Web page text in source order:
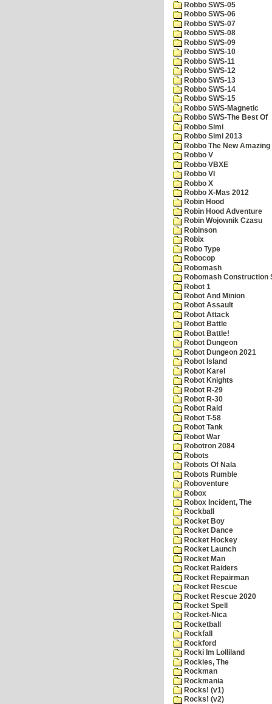
Robbo SWS-05
Robbo SWS-06
Robbo SWS-07
Robbo SWS-08
Robbo SWS-09
Robbo SWS-10
Robbo SWS-11
Robbo SWS-12
Robbo SWS-13
Robbo SWS-14
Robbo SWS-15
Robbo SWS-Magnetic
Robbo SWS-The Best Of
Robbo Simi
Robbo Simi 2013
Robbo The New
Robbo V
Robbo VBXE
Robbo VI
Robbo X
Robbo X-Mas 2012
Robin Hood
Robin Hood Adventure
Robin Wojownik Czasu
Robinson
Robix
Robo Type
Robocop
Robomash
Robomash Construction
Robot 1
Robot And Minion
Robot Assault
Robot Attack
Robot Battle
Robot Battle!
Robot Dungeon
Robot Dungeon 2021
Robot Island
Robot Karel
Robot Knights
Robot R-29
Robot R-30
Robot Raid
Robot T-58
Robot Tank
Robot War
Robotron 2084
Robots
Robots Of Nala
Robots Rumble
Roboventure
Robox
Robox Incident, The
Rockball
Rocket Boy
Rocket Dance
Rocket Hockey
Rocket Launch
Rocket Man
Rocket Raiders
Rocket Repairman
Rocket Rescue
Rocket Rescue 2020
Rocket Spell
Rocket-Nica
Rocketball
Rockfall
Rockford
Rocki Im Lolliland
Rockies, The
Rockman
Rockmania
Rocks! (v1)
Rocks! (v2)